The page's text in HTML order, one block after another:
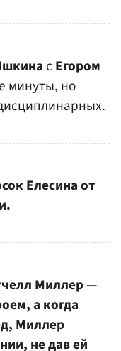
с Егором
минуты, но
Елесина от
Миллер —
а когда
Миллер
не дав ей